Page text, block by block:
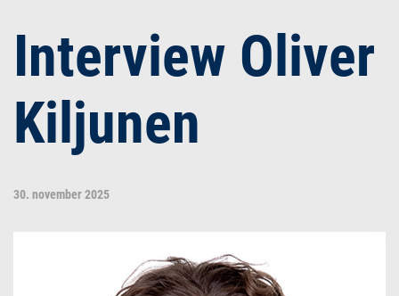
Interview Oliver
Kiljunen
30. november 2025